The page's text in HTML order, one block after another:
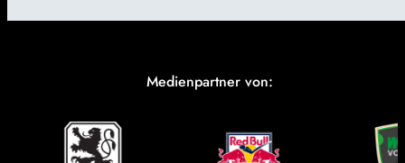
Medienpartner von: